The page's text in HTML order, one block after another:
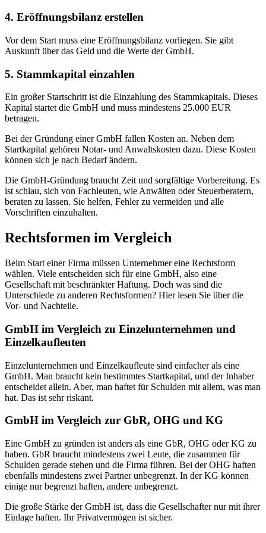
4. Eröffnungsbilanz erstellen
Vor dem Start muss eine Eröffnungsbilanz vorliegen. Sie gibt
Auskunft über das Geld und die Werte der GmbH.
5. Stammkapital einzahlen
Ein großer Startschritt ist die Einzahlung des Stammkapitals. Dieses
Kapital startet die GmbH und muss mindestens 25.000 EUR
betragen.
Bei der Gründung einer GmbH fallen Kosten an. Neben dem
Startkapital gehören Notar- und Anwaltskosten dazu. Diese Kosten
können sich je nach Bedarf ändern.
Die GmbH-Gründung braucht Zeit und sorgfältige Vorbereitung. Es
ist schlau, sich von Fachleuten, wie Anwälten oder Steuerberatern,
beraten zu lassen. Sie helfen, Fehler zu vermeiden und alle
Vorschriften einzuhalten.
Rechtsformen im Vergleich
Beim Start einer Firma müssen Unternehmer eine Rechtsform
wählen. Viele entscheiden sich für eine GmbH, also eine
Gesellschaft mit beschränkter Haftung. Doch was sind die
Unterschiede zu anderen Rechtsformen? Hier lesen Sie über die
Vor- und Nachteile.
GmbH im Vergleich zu Einzelunternehmen und
Einzelkaufleuten
Einzelunternehmen und Einzelkaufleute sind einfacher als eine
GmbH. Man braucht kein bestimmtes Startkapital, und der Inhaber
entscheidet allein. Aber, man haftet für Schulden mit allem, was man
hat. Das ist sehr riskant.
GmbH im Vergleich zur GbR, OHG und KG
Eine GmbH zu gründen ist anders als eine GbR, OHG oder KG zu
haben. GbR braucht mindestens zwei Leute, die zusammen für
Schulden gerade stehen und die Firma führen. Bei der OHG haften
ebenfalls mindestens zwei Partner unbegrenzt. In der KG können
einige nur begrenzt haften, andere unbegrenzt.
Die große Stärke der GmbH ist, dass die Gesellschafter nur mit ihrer
Einlage haften. Ihr Privatvermögen ist sicher.